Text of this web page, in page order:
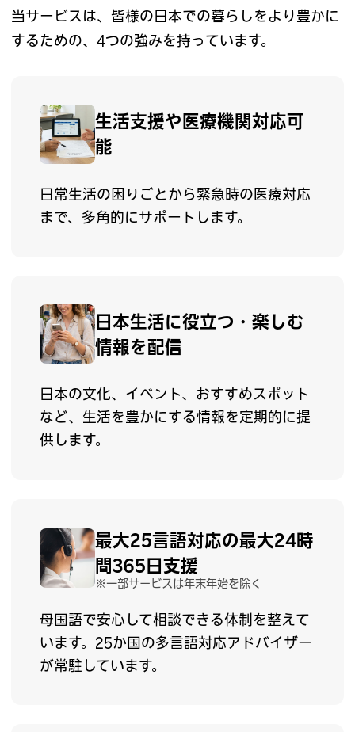
当サービスは、皆様の日本での暮らしをより豊かに
するための、4つの強みを持っています。
生活支援や医療機関対応可
能
日常生活の困りごとから緊急時の医療対応
まで、多角的にサポートします。
日本生活に役立つ・楽しむ
情報を配信
日本の文化、イベント、おすすめスポット
など、生活を豊かにする情報を定期的に提
供します。
最大25言語対応の最大24時
間365日支援
※一部サービスは年末年始を除く
母国語で安心して相談できる体制を整えて
います。25か国の多言語対応アドバイザー
が常駐しています。